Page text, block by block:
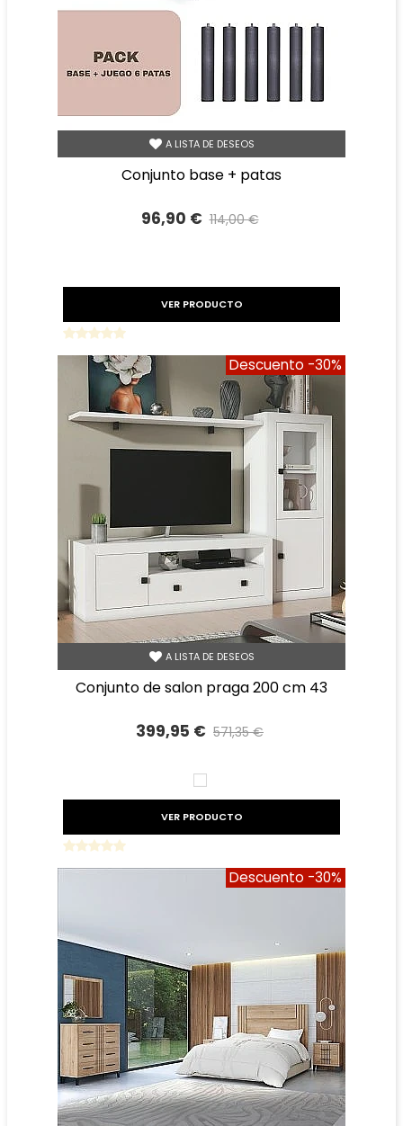
A LISTA DE DESEOS
conjunto base + patas
96,90 € 114,00 €
VER PRODUCTO
Descuento -30%
A LISTA DE DESEOS
conjunto de salon praga 200 cm 43
399,95 € 571,35 €
BLANCO
VER PRODUCTO
Descuento -30%